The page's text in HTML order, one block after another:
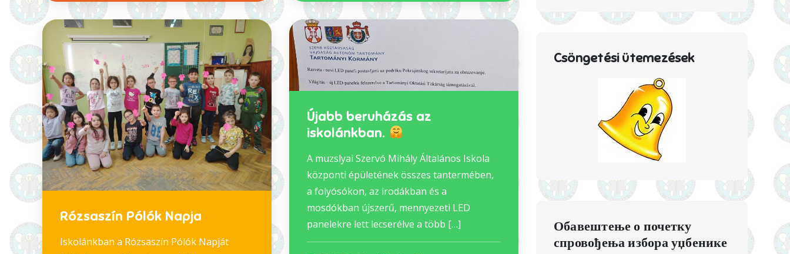
Rózsaszín Pólók Napja
Iskolánkban a Rózsaszín Pólók Napját
Újabb beruházás az
iskolánkban.
A muzslyai Szervó Mihály Általános Iskola
központi épületének összes tantermében,
a folyósókon, az irodákban és a
mosdókban újszerű, mennyezeti LED
panelekre lett lecserélve a több […]
Csöngetési ütemezések
Обавештење о почетку
спровођења избора уџбенике